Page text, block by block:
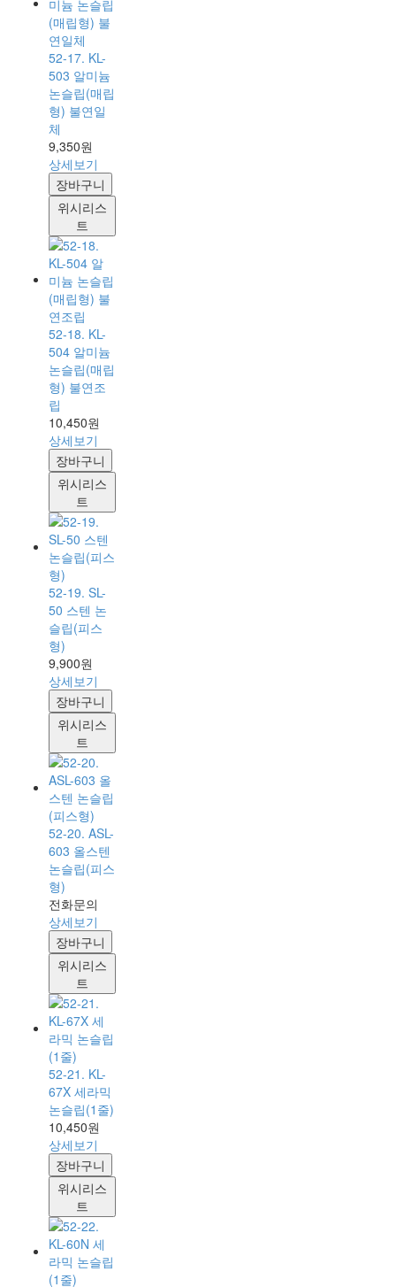
52-17. KL-
503 알미늄
논슬립(매립
형) 불연일
체
9,350원
상세보기
장바구니
위시리스
트
52-18. KL-
504 알미늄
논슬립(매립
형) 불연조
립
10,450원
상세보기
장바구니
위시리스
트
52-19. SL-
50 스텐 논
슬립(피스
형)
9,900원
상세보기
장바구니
위시리스
트
52-20. ASL-
603 올스텐
논슬립(피스
형)
전화문의
상세보기
장바구니
위시리스
트
52-21. KL-
67X 세라믹
논슬립(1줄)
10,450원
상세보기
장바구니
위시리스
트